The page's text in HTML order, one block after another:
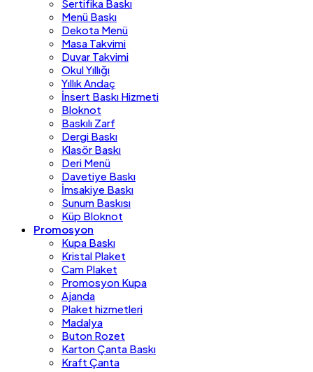
Sertifika Baskı
Menü Baskı
Dekota Menü
Masa Takvimi
Duvar Takvimi
Okul Yıllığı
Yıllık Andaç
İnsert Baskı Hizmeti
Bloknot
Baskılı Zarf
Dergi Baskı
Klasör Baskı
Deri Menü
Davetiye Baskı
İmsakiye Baskı
Sunum Baskısı
Küp Bloknot
Promosyon
Kupa Baskı
Kristal Plaket
Cam Plaket
Promosyon Kupa
Ajanda
Plaket hizmetleri
Madalya
Buton Rozet
Karton Çanta Baskı
Kraft Çanta